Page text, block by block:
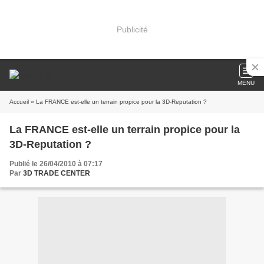
Publicité
MENU
Accueil » La FRANCE est-elle un terrain propice pour la 3D-Reputation ?
La FRANCE est-elle un terrain propice pour la
3D-Reputation ?
Publié le 26/04/2010 à 07:17
Par 3D TRADE CENTER